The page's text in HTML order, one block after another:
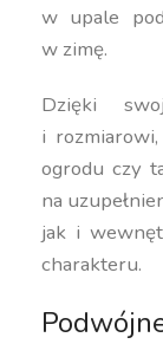
w upale
w zimę.
Dzięki
i
ogrodu czy
na
jak i
charakteru.